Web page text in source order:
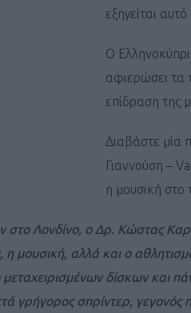
εξηγείται
Ο
αφιερώσει τα
επίδραση της
Διαβάστε μία
Γιαννούση –
η μουσική στο
στο Λονδίνο, ο Δρ. Κώστας
η μουσική, αλλά και ο
δίσκων και
γρήγορος σπρίντερ, γεγονός